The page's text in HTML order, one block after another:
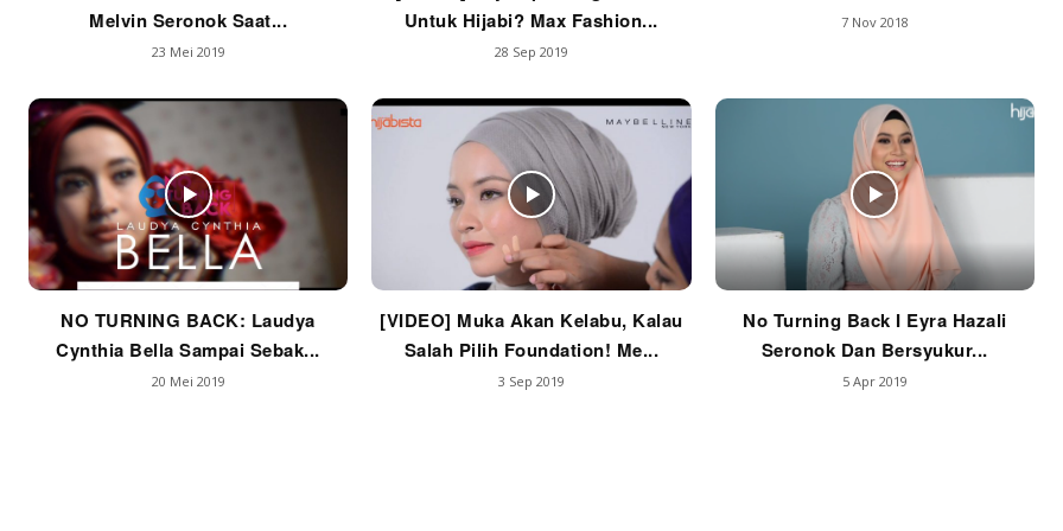
Melvin Seronok Saat...
23 Mei 2019
Untuk Hijabi? Max Fashion...
28 Sep 2019
7 Nov 2018
NO TURNING BACK: Laudya
Cynthia Bella Sampai Sebak...
20 Mei 2019
[VIDEO] Muka Akan Kelabu, Kalau
Salah Pilih Foundation! Me...
3 Sep 2019
No Turning Back I Eyra Hazali
Seronok Dan Bersyukur...
5 Apr 2019